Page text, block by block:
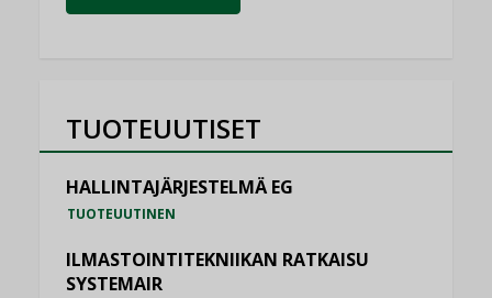
TUOTEUUTISET
HALLINTAJÄRJESTELMÄ EG
TUOTEUUTINEN
ILMASTOINTITEKNIIKAN RATKAISU
SYSTEMAIR